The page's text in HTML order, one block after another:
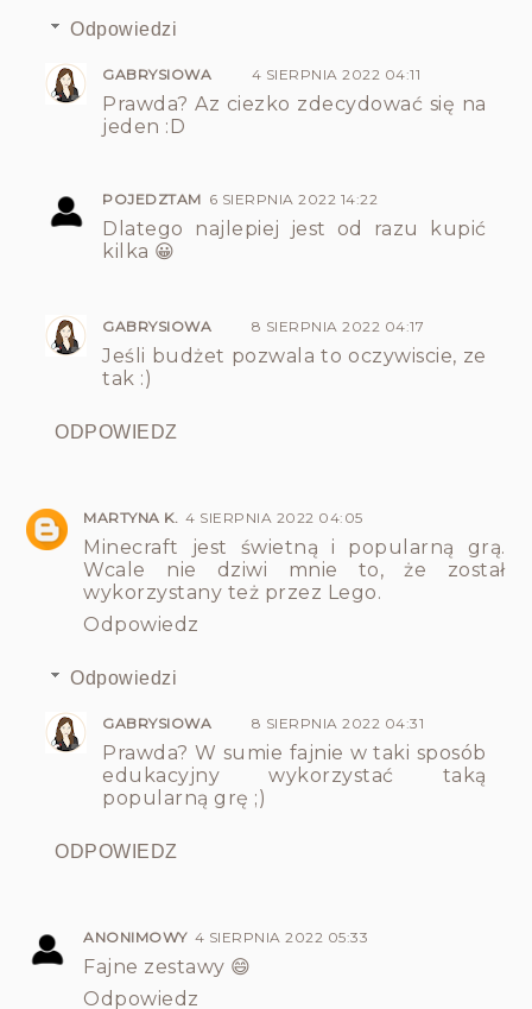
Odpowiedzi
GABRYSIOWA 4 SIERPNIA 2022 04:11
Prawda? Az ciezko zdecydować się na
jeden :D
POJEDZTAM 6 SIERPNIA 2022 14:22
Dlatego najlepiej jest od razu kupić
kilka 😀
GABRYSIOWA 8 SIERPNIA 2022 04:17
Jeśli budżet pozwala to oczywiscie, ze
tak :)
ODPOWIEDZ
MARTYNA K. 4 SIERPNIA 2022 04:05
Minecraft jest świetną i popularną grą.
Wcale nie dziwi mnie to, że został
wykorzystany też przez Lego.
Odpowiedz
Odpowiedzi
GABRYSIOWA 8 SIERPNIA 2022 04:31
Prawda? W sumie fajnie w taki sposób
edukacyjny wykorzystać taką
popularną grę ;)
ODPOWIEDZ
ANONIMOWY 4 SIERPNIA 2022 05:33
Fajne zestawy 😄
Odpowiedz